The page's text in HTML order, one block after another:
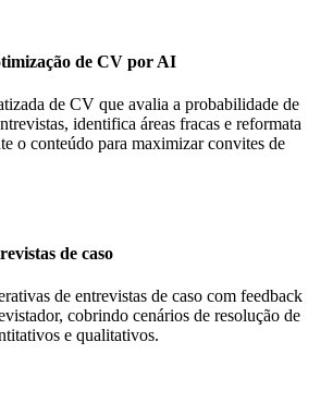
de CV por AI
de CV que avalia a probabilidade de
identifica áreas fracas e reformata
o conteúdo para maximizar convites de
de caso
de entrevistas de caso com feedback
cobrindo cenários de resolução de
e qualitativos.